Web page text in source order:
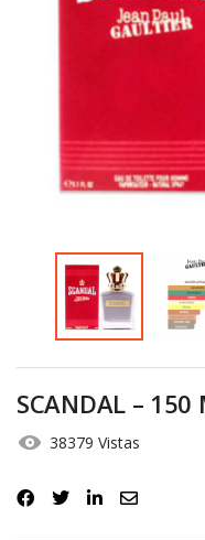
Por favor, introduce una
Recordarme
SCANDAL – 150
38379 Vistas